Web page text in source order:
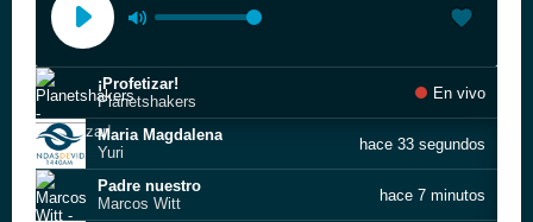
¡Profetizar!
Planetshakers
En vivo
Maria Magdalena
Yuri
hace 33 segundos
Padre nuestro
Marcos Witt
hace 7 minutos